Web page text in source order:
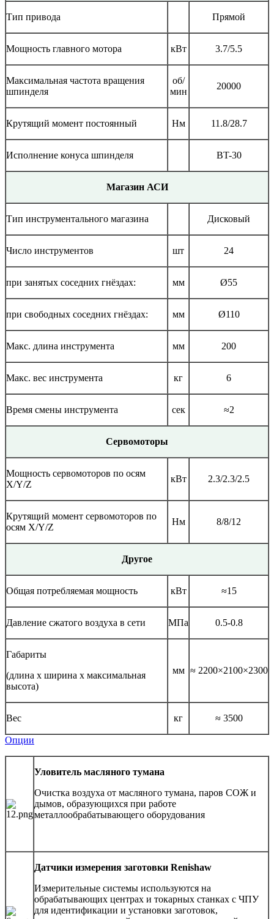
Тип привода Прямой
Мощность главного мотора кВт 3.7/5.5
Максимальная частота вращения
шпинделя
об/
мин
20000
Крутящий момент постоянный Нм 11.8/28.7
Исполнение конуса шпинделя BT-30
Магазин АСИ
Тип инструментального магазина Дисковый
Число инструментов шт 24
при занятых соседних гнёздах: мм Ø55
при свободных соседних гнёздах: мм Ø110
Макс. длина инструмента мм 200
Макс. вес инструмента кг 6
Время смены инструмента сек ≈2
Сервомоторы
Мощность сервомоторов по осям
X/Y/Z
кВт 2.3/2.3/2.5
Крутящий момент сервомоторов по
осям X/Y/Z
Нм 8/8/12
Другое
Общая потребляемая мощность кВт ≈15
Давление сжатого воздуха в сети МПа 0.5-0.8
Габариты
(длина x ширина x максимальная
высота)
мм ≈ 2200×2100×2300
Вес кг ≈ 3500
Опции
Уловитель масляного тумана
Очистка воздуха от масляного тумана, паров СОЖ и
дымов, образующихся при работе
металлообрабатывающего оборудования
Датчики измерения заготовки Renishaw
Измерительные системы используются на
обрабатывающих центрах и токарных станках с ЧПУ
для идентификации и установки заготовок,